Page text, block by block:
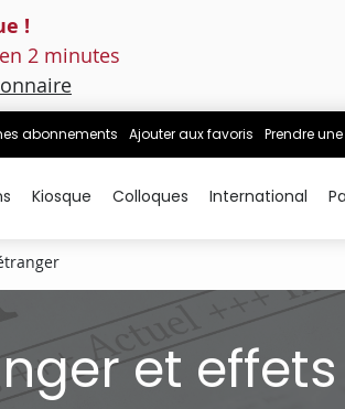
!
2 minutes
abonnements Ajouter aux favoris Prendre
Kiosque Colloques International
et